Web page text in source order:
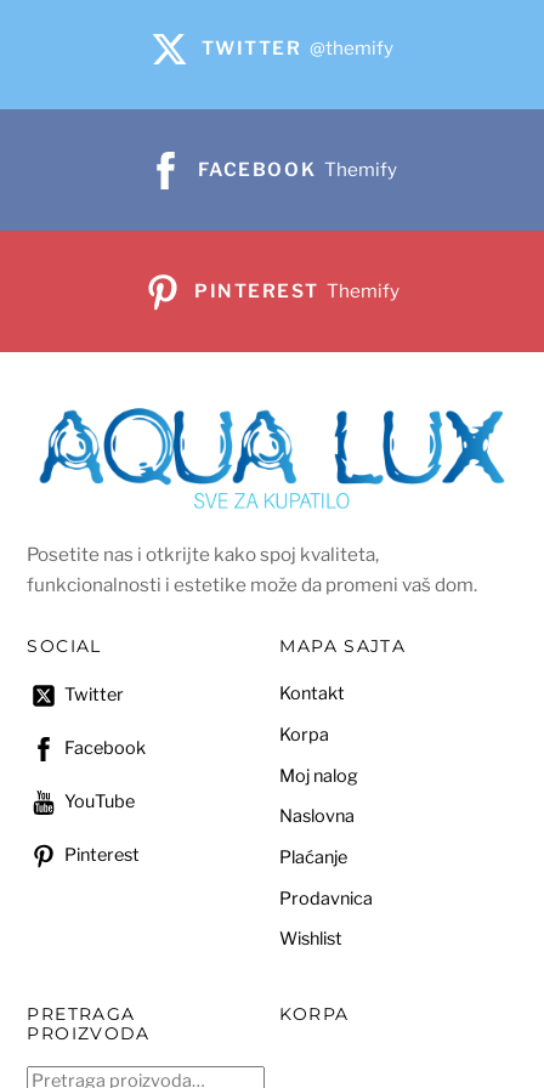
TWITTER @themify
FACEBOOK Themify
PINTEREST Themify
Posetite nas i otkrijte kako spoj kvaliteta,
funkcionalnosti i estetike može da promeni vaš dom.
SOCIAL
Twitter
Facebook
YouTube
Pinterest
MAPA SAJTA
Kontakt
Korpa
Moj nalog
Naslovna
Plaćanje
Prodavnica
Wishlist
PRETRAGA
PROIZVODA
Pretraga
KORPA